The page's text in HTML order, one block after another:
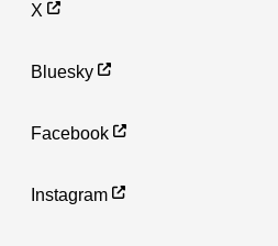
X
Bluesky
Facebook
Instagram